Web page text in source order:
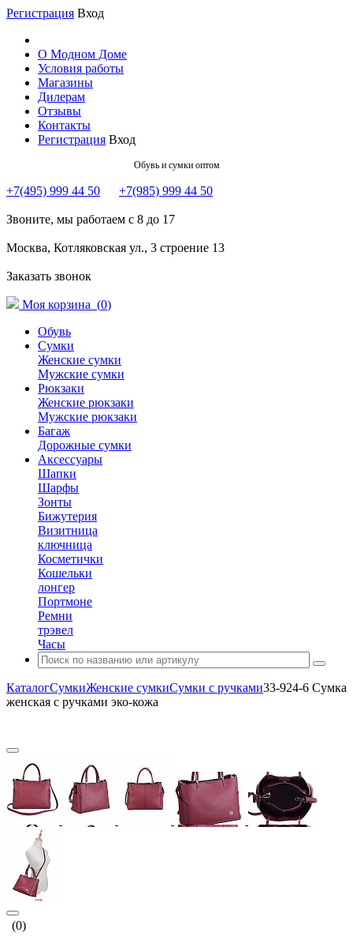
Регистрация Вход
О Модном Доме
Условия работы
Магазины
Дилерам
Отзывы
Контакты
Регистрация Вход
Обувь и сумки оптом
+7(495) 999 44 50 +7(985) 999 44 50
Звоните, мы работаем с 8 до 17
Москва, Котляковская ул., 3 строение 13
Заказать звонок
Моя корзина (0)
Обувь
Сумки
Женские сумки
Мужские сумки
Рюкзаки
Женские рюкзаки
Мужские рюкзаки
Багаж
Дорожные сумки
Аксессуары
Шапки
Шарфы
Зонты
Бижутерия
Визитница
ключница
Косметички
Кошельки
лонгер
Портмоне
Ремни
трэвел
Часы
КаталогСумкиЖенские сумкиСумки с ручками33-924-6 Сумка
женская с ручками эко-кожа
(0)